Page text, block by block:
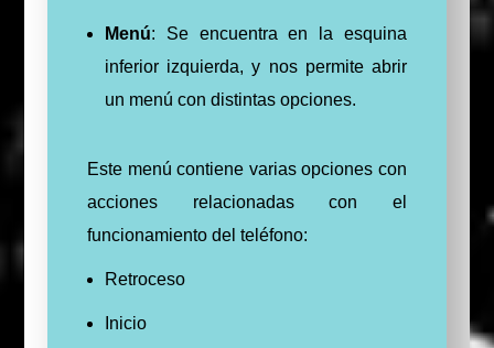
Menú: Se encuentra en la esquina
inferior izquierda, y nos permite abrir
un menú con distintas opciones.
Este menú contiene varias opciones con
acciones relacionadas con el
funcionamiento del teléfono:
Retroceso
Inicio